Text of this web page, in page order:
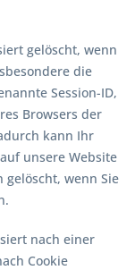
gelöscht, wenn
die
Session-ID,
Browsers der
kann Ihr
unsere Website
gelöscht, wenn Sie
nach einer
Cookie